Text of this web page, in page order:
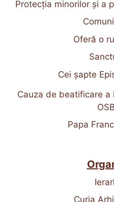
Protecția minorilor și a
Oferă o
Cei șapte
Cauza de beatificare a
Papa
Curia